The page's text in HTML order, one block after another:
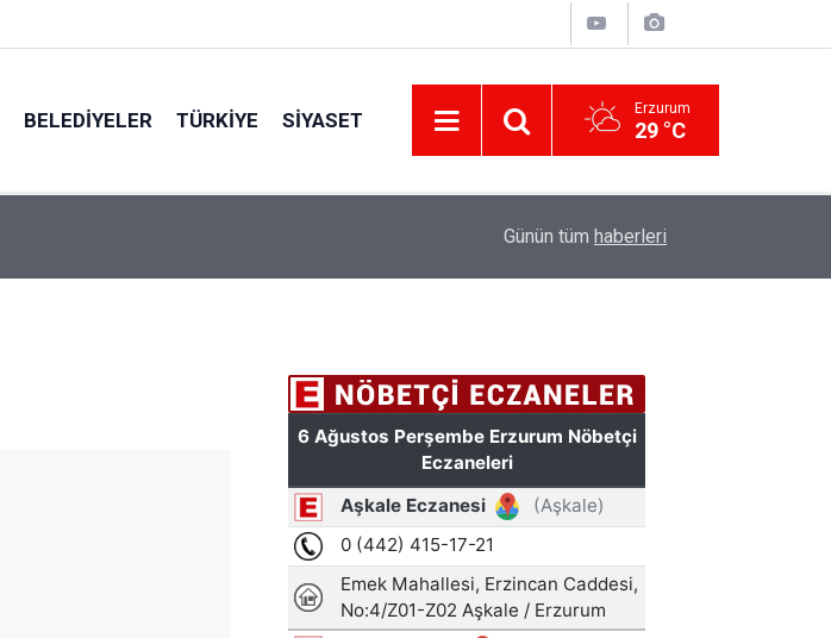
BELEDIYELER TÜRKIYE SIYASET Erzurum
29 °C
Erzurumspor FK'dan stadyum teşekkürü
Günün tüm haberleri